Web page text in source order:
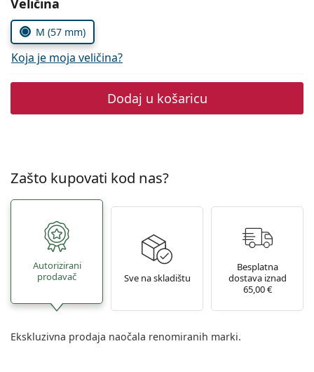
Persol
Prada
Sve marke sunčanih naočala
Odaberite parametre
M (57 mm)
Koja je moja veličina?
Dodaj u košaricu
Zašto kupovati kod nas?
Autorizirani
prodavač
Sve na skladištu
Besplatna
dostava iznad
65,00 €
Ekskluzivna prodaja naočala renomiranih marki.